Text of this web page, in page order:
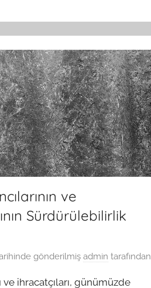
ve
Sürdürülebilirlik
gönderilmiş admin tarafından
ve ihracatçıları, günümüzde